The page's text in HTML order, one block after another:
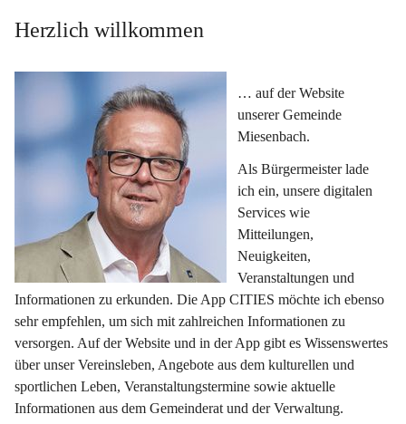
Herzlich willkommen
… auf der Website
unserer Gemeinde
Miesenbach.
Als Bürgermeister lade
ich ein, unsere digitalen
Services wie
Mitteilungen,
Neuigkeiten,
Veranstaltungen und
Informationen zu erkunden. Die App CITIES möchte ich ebenso
sehr empfehlen, um sich mit zahlreichen Informationen zu
versorgen. Auf der Website und in der App gibt es Wissenswertes
über unser Vereinsleben, Angebote aus dem kulturellen und
sportlichen Leben, Veranstaltungstermine sowie aktuelle
Informationen aus dem Gemeinderat und der Verwaltung.